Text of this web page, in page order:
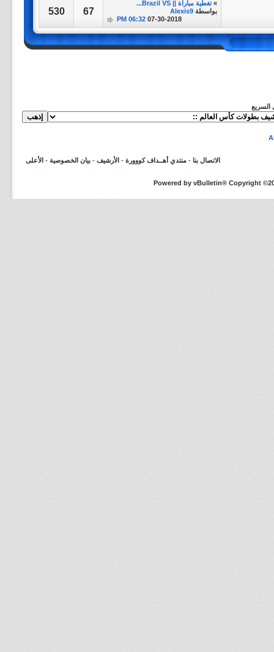
»تغطية مباراة || Brazil VS...
بواسطة Alexis9
07-30-2018
06:32 PM
67
530
السريع
الاتصال بنا - منتدي أهــداف كووورة - الأرشيف - بيان الخصوصية - الأعلى
Powered by vBulletin® Copyright